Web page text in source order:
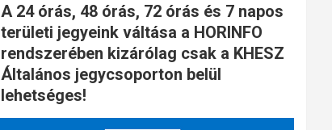
A 24 órás, 48 órás, 72 órás és 7 napos
területi jegyeink váltása a HORINFO
rendszerében kizárólag csak a KHESZ
Általános jegycsoporton belül
lehetséges!